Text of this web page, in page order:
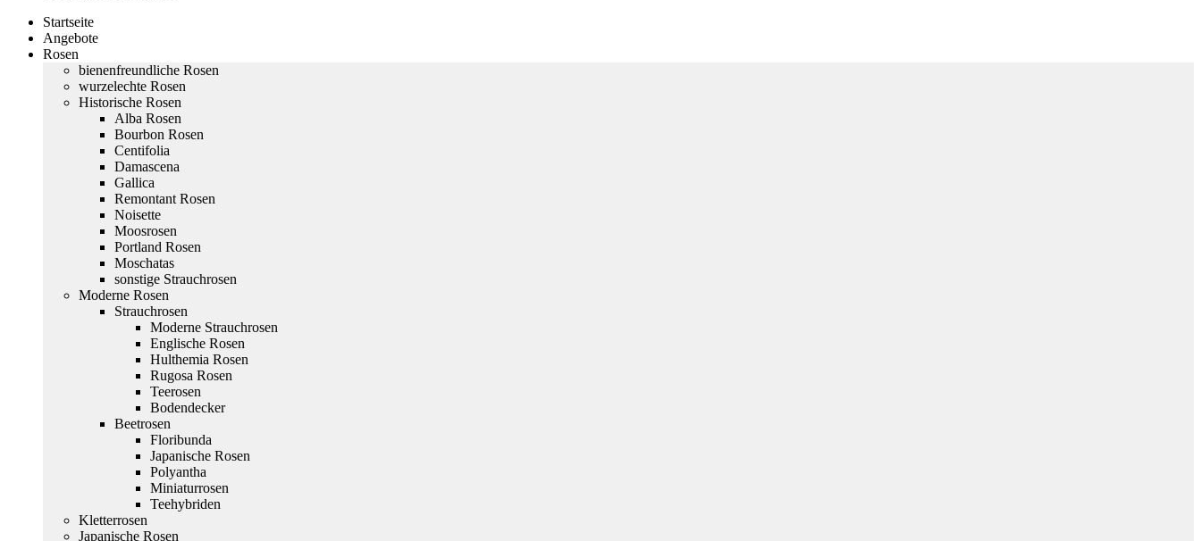
Startseite
Angebote
Rosen
bienenfreundliche Rosen
wurzelechte Rosen
Historische Rosen
Alba Rosen
Bourbon Rosen
Centifolia
Damascena
Gallica
Remontant Rosen
Noisette
Moosrosen
Portland Rosen
Moschatas
sonstige Strauchrosen
Moderne Rosen
Strauchrosen
Moderne Strauchrosen
Englische Rosen
Hulthemia Rosen
Rugosa Rosen
Teerosen
Bodendecker
Beetrosen
Floribunda
Japanische Rosen
Polyantha
Miniaturrosen
Teehybriden
Kletterrosen
Japanische Rosen